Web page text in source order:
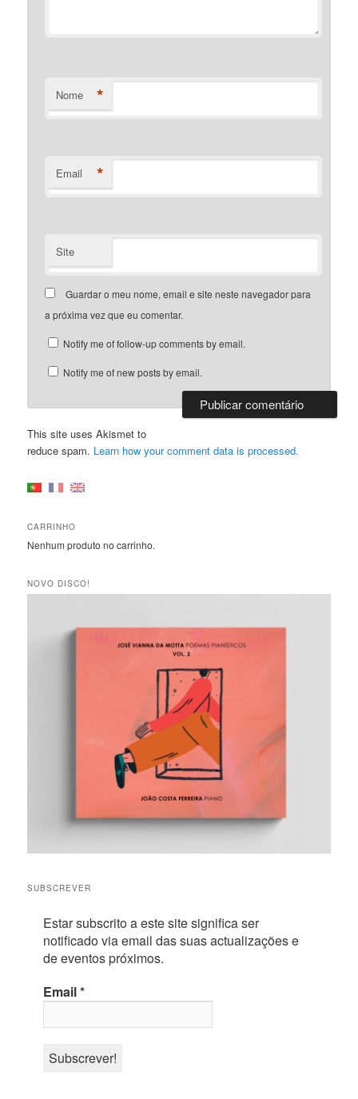
Nome *
Email *
Site
Guardar o meu nome, email e site neste navegador para
a próxima vez que eu comentar.
Notify me of follow-up comments by email.
Notify me of new posts by email.
This site uses Akismet to
reduce spam. Learn how your comment data is processed.
CARRINHO
Nenhum produto no carrinho.
NOVO DISCO!
SUBSCREVER
Estar subscrito a este site significa ser
notificado via email das suas actualizações e
de eventos próximos.
Email*